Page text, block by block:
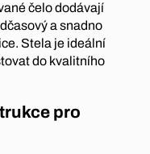
čelo dodávají
a snadno
Stela je ideální
do kvalitního
pro